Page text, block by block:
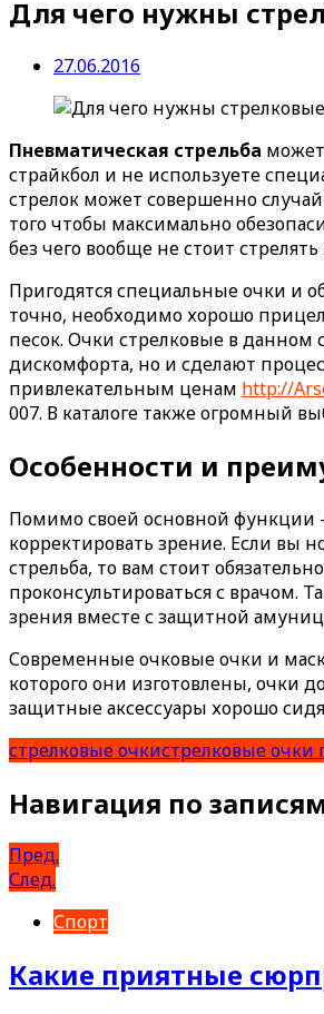
Для чего нужны
27.06.2016
Пневматическая стрельба
страйкбол и не используете
стрелок может совершенно
того чтобы максимально
без чего вообще не стоит
Пригодятся специальные очки и
точно, необходимо хорошо
песок. Очки стрелковые в данном
дискомфорта, но и сделают
привлекательным ценам http://
007. В каталоге также огромный
Особенности и
Помимо своей основной функции
корректировать зрение. Если вы
стрельба, то вам стоит
проконсультироваться с врачом.
зрения вместе с защитной
Современные очковые очки и
которого они изготовлены, очки
защитные аксессуары хорошо
стрелковые очкистрелковые очки
Навигация по
Пред.
След.
Спорт
Какие приятные